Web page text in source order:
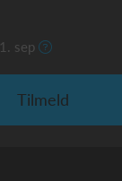
1. sep
Tilmeld